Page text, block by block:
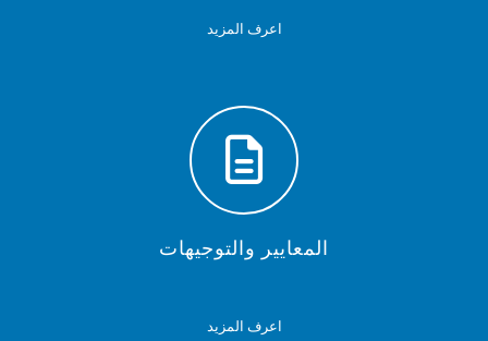
اعرف المزيد
المعايير والتوجيهات
اعرف المزيد